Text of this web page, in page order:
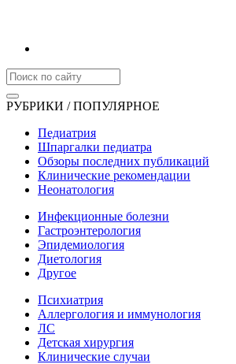
РУБРИКИ / ПОПУЛЯРНОЕ
Педиатрия
Шпаргалки педиатра
Обзоры последних публикаций
Клинические рекомендации
Неонатология
Инфекционные болезни
Гастроэнтерология
Эпидемиология
Диетология
Другое
Психиатрия
Аллергология и иммунология
ЛС
Детская хирургия
Клинические случаи